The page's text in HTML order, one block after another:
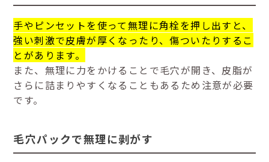
手やピンセットを使って無理に角栓を押し出すと、
強い刺激で皮膚が厚くなったり、傷ついたりするこ
とがあります。
また、無理に力をかけることで毛穴が開き、皮脂が
さらに詰まりやすくなることもあるため注意が必要
です。
毛穴パックで無理に剥がす